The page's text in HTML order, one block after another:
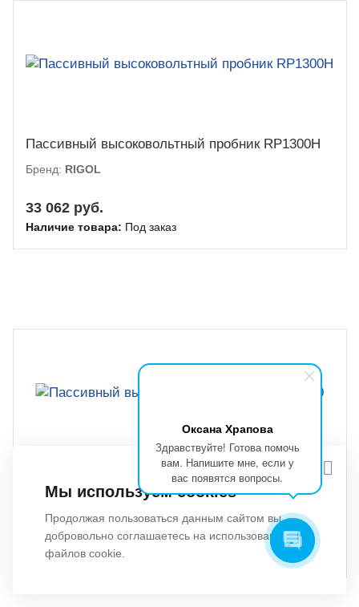
Оксана Храпова
Здравствуйте! Готова помочь
вам. Напишите мне, если у
вас появятся вопросы.
Пассивный высоковольтный пробник RP1300H
Бренд: RIGOL
33 062 руб.
Наличие товара: Под заказ
Пассивный высокоомный пробник PVP2350
Бренд:RIGOL
7 665 руб.
Наличие товара:Под заказ
Мы используем cookies
Продолжая пользоваться данным сайтом вы
добровольно соглашаетесь на использование
файлов cookie.